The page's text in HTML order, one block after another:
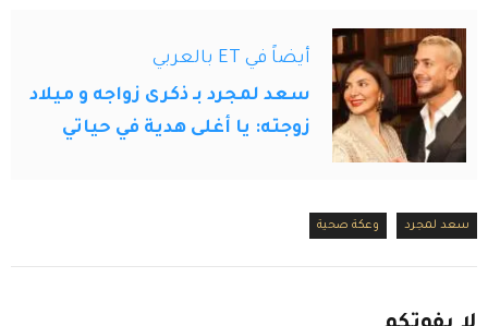
أيضاً في ET بالعربي
سعد لمجرد بـ ذكرى زواجه و ميلاد
زوجته: يا أغلى هدية في حياتي
سعد لمجرد وعكة صحية